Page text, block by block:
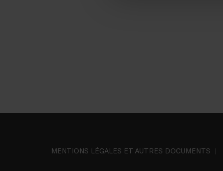
MENTIONS LÉGALES ET AUTRES DOCUMENTS